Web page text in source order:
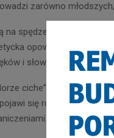
zarówno
na spędzenie ferii
opowieść ma
i słowa
ciche” dedykowane
się również słowo